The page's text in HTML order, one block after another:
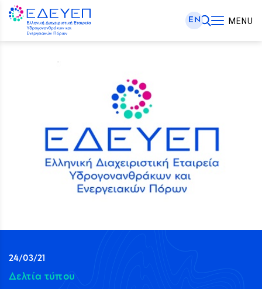
EN MENU
24/03/21
Δελτία τύπου